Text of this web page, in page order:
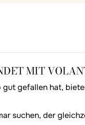
MIT
gefallen hat,
suchen, der